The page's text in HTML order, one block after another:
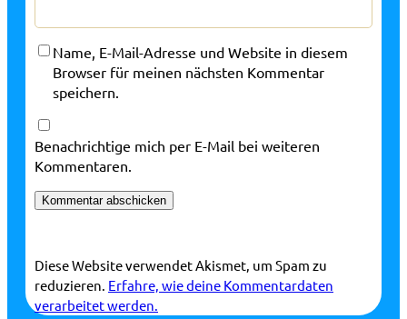
Name, E-Mail-Adresse und Website in diesem
Browser für meinen nächsten Kommentar
speichern.
Benachrichtige mich per E-Mail bei weiteren
Kommentaren.
Diese Website verwendet Akismet, um Spam zu
reduzieren. Erfahre, wie deine Kommentardaten
verarbeitet werden.